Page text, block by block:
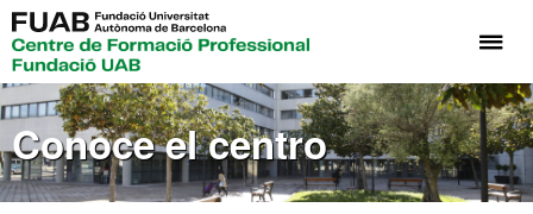
el
Conoce el centro